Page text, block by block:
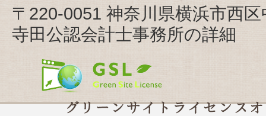
〒220-0051 神奈川県横浜市西
寺田公認会計士事務所の詳細